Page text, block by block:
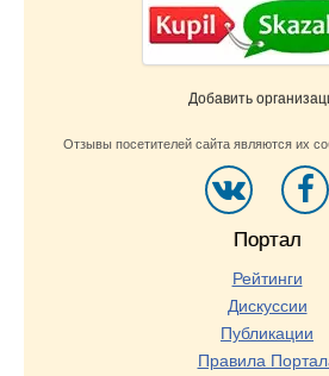
Добавить
Отзывы посетителей сайта являются их
Портал
Рейтинги
Дискуссии
Публикации
Правила